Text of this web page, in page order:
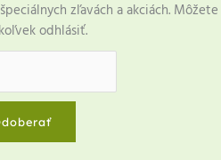
zľavách a akciách. Môžete
odhlásiť.